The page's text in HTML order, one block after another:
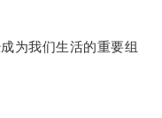
为我们生活的重要组